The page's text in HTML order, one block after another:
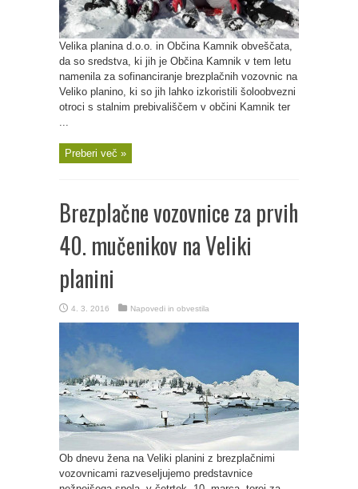
Velika planina d.o.o. in Občina Kamnik obveščata,
da so sredstva, ki jih je Občina Kamnik v tem letu
namenila za sofinanciranje brezplačnih vozovnic na
Veliko planino, ki so jih lahko izkoristili šoloobvezni
otroci s stalnim prebivališčem v občini Kamnik ter
...
Preberi več »
Brezplačne vozovnice za prvih
40. mučenikov na Veliki
planini
4. 3. 2016 Napovedi in obvestila
Ob dnevu žena na Veliki planini z brezplačnimi
vozovnicami razveseljujemo predstavnice